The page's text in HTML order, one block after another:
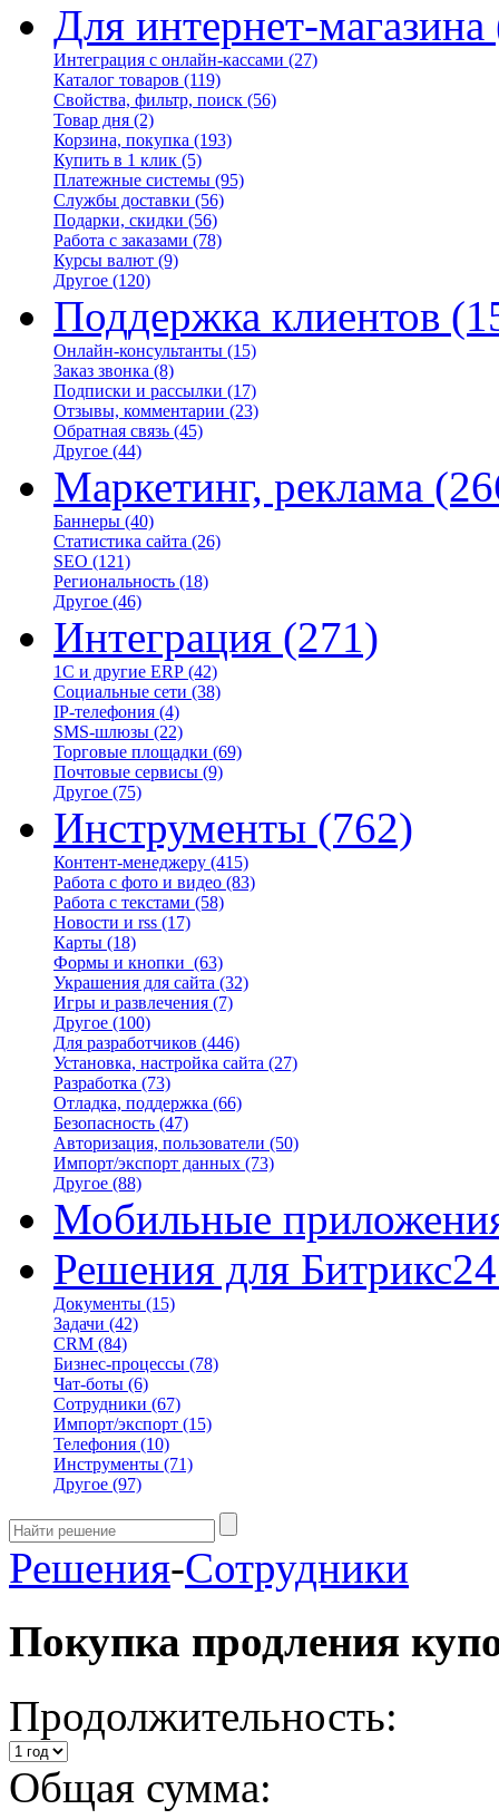
Для интернет-магазина
Интеграция с онлайн-кассами (27)
Каталог товаров (119)
Свойства, фильтр, поиск (56)
Товар дня (2)
Корзина, покупка (193)
Купить в 1 клик (5)
Платежные системы (95)
Службы доставки (56)
Подарки, скидки (56)
Работа с заказами (78)
Курсы валют (9)
Другое (120)
Поддержка клиентов
Онлайн-консультанты (15)
Заказ звонка (8)
Подписки и рассылки (17)
Отзывы, комментарии (23)
Обратная связь (45)
Другое (44)
Маркетинг, реклама
Баннеры (40)
Статистика сайта (26)
SEO (121)
Региональность (18)
Другое (46)
Интеграция (271)
1С и другие ERP (42)
Социальные сети (38)
IP-телефония (4)
SMS-шлюзы (22)
Торговые площадки (69)
Почтовые сервисы (9)
Другое (75)
Инструменты (762)
Контент-менеджеру (415)
Работа с фото и видео (83)
Работа с текстами (58)
Новости и rss (17)
Карты (18)
Формы и кнопки (63)
Украшения для сайта (32)
Игры и развлечения (7)
Другое (100)
Для разработчиков (446)
Установка, настройка сайта (27)
Разработка (73)
Отладка, поддержка (66)
Безопасность (47)
Авторизация, пользователи (50)
Импорт/экспорт данных (73)
Другое (88)
Мобильные
Решения для Битрикс24
Документы (15)
Задачи (42)
CRM (84)
Бизнес-процессы (78)
Чат-боты (6)
Сотрудники (67)
Импорт/экспорт (15)
Телефония (10)
Инструменты (71)
Другое (97)
Решения-Сотрудники
Покупка продления
Продолжительность:
Общая сумма: